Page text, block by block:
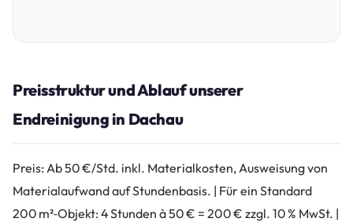
Preisstruktur und Ablauf unserer
Endreinigung in Dachau
Preis: Ab 50 €/Std. inkl. Materialkosten, Ausweisung von
Materialaufwand auf Stundenbasis. | Für ein Standard
200 m²‑Objekt: 4 Stunden à 50 € = 200 € zzgl. 10 % MwSt. |